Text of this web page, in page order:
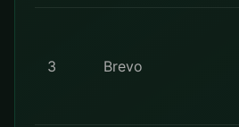
3 Brevo